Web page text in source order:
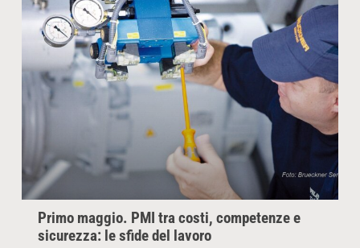
Primo maggio. PMI tra costi, competenze e
sicurezza: le sfide del lavoro